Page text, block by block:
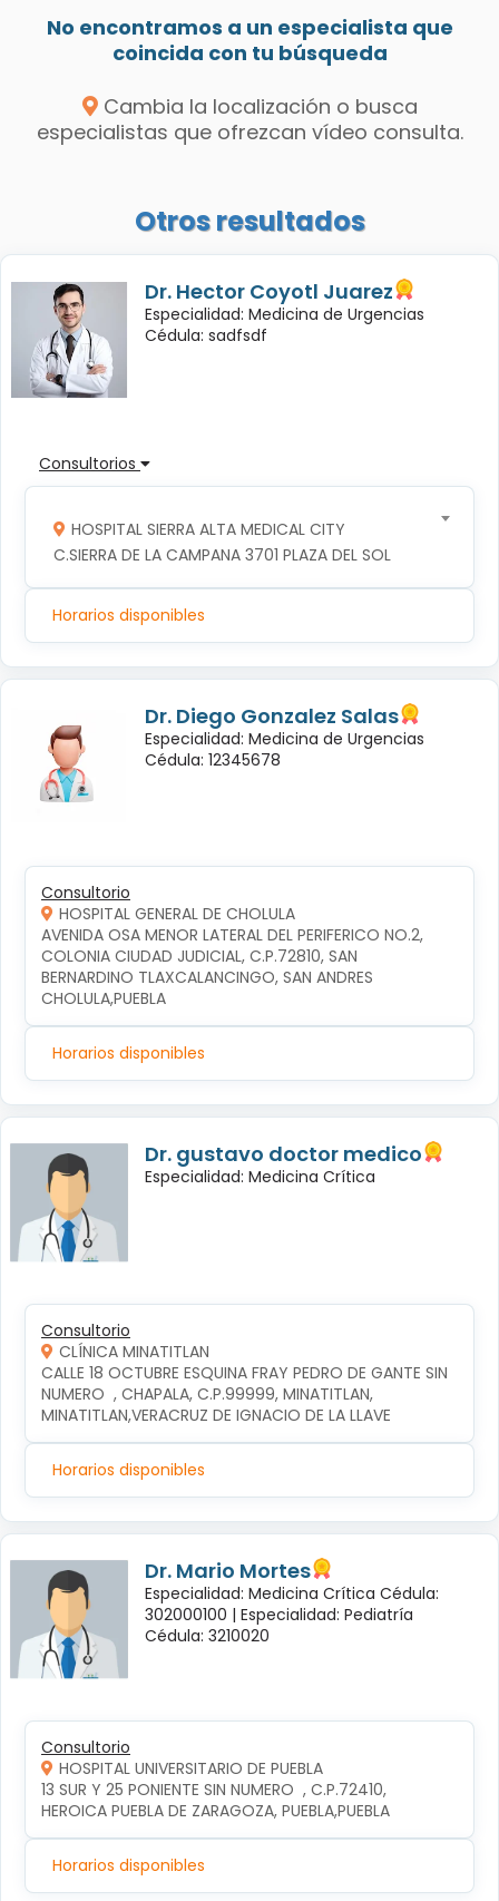
No encontramos a un especialista que
coincida con tu búsqueda
Cambia la localización o busca
especialistas que ofrezcan vídeo consulta.
Otros resultados
Dr. Hector Coyotl Juarez
Especialidad: Medicina de Urgencias
Cédula: sadfsdf
Consultorios
HOSPITAL SIERRA ALTA MEDICAL CITY
C.SIERRA DE LA CAMPANA 3701 PLAZA DEL SOL
Horarios disponibles
Dr. Diego Gonzalez Salas
Especialidad: Medicina de Urgencias
Cédula: 12345678
Consultorio
HOSPITAL GENERAL DE CHOLULA
AVENIDA OSA MENOR LATERAL DEL PERIFERICO NO.2,
COLONIA CIUDAD JUDICIAL, C.P.72810, SAN
BERNARDINO TLAXCALANCINGO, SAN ANDRES
CHOLULA,PUEBLA
Horarios disponibles
Dr. gustavo doctor medico
Especialidad: Medicina Crítica
Consultorio
CLÍNICA MINATITLAN
CALLE 18 OCTUBRE ESQUINA FRAY PEDRO DE GANTE SIN
NUMERO  , CHAPALA, C.P.99999, MINATITLAN,
MINATITLAN,VERACRUZ DE IGNACIO DE LA LLAVE
Horarios disponibles
Dr. Mario Mortes
Especialidad: Medicina Crítica Cédula:
302000100 | Especialidad: Pediatría
Cédula: 3210020
Consultorio
HOSPITAL UNIVERSITARIO DE PUEBLA
13 SUR Y 25 PONIENTE SIN NUMERO  , C.P.72410,
HEROICA PUEBLA DE ZARAGOZA, PUEBLA,PUEBLA
Horarios disponibles